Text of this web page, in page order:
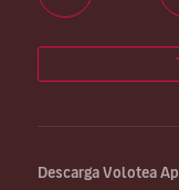
Descarga Volotea